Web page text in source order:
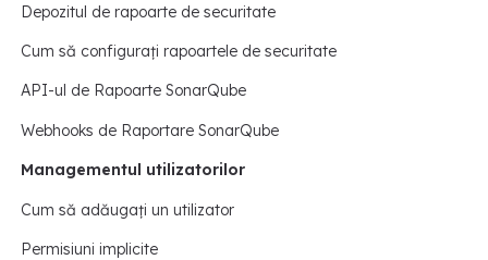
Depozitul de rapoarte de securitate
Cum să configurați rapoartele de securitate
API-ul de Rapoarte SonarQube
Webhooks de Raportare SonarQube
Managementul utilizatorilor
Cum să adăugați un utilizator
Permisiuni implicite